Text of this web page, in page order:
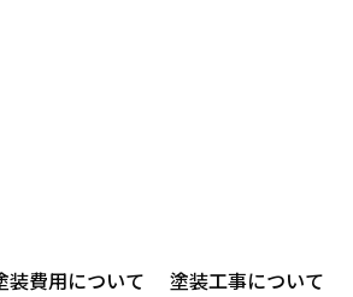
装費用について 塗装工事について